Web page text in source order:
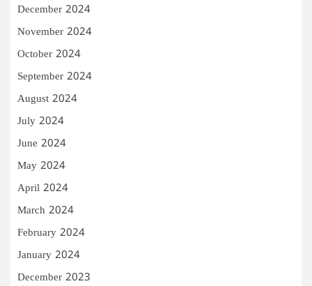
December 2024
November 2024
October 2024
September 2024
August 2024
July 2024
June 2024
May 2024
April 2024
March 2024
February 2024
January 2024
December 2023